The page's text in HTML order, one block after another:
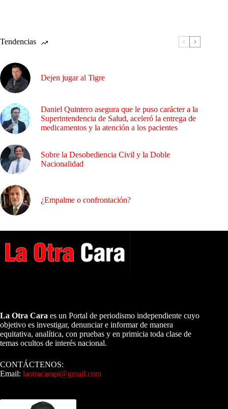
Tendencias
Dejen jugar al Tigre
Daniel Quintero asegura que le puso carácter a la
Superintendencia de Salud, aceleró la entrega de
medicamentos y la atención a los pacientes
Sobre la Desobediencia Civil y la Doble
Nacionalidad
¿Empalme o confrontación?
La Otra Cara es un Portal de periodismo independiente cuyo
objetivo es investigar, denunciar e informar de manera
equitativa, analítica, con pruebas y en primicia toda clase de
temas ocultos de interés nacional.
CONTÁCTENOS:
Email: laotracarapi@gmail.com